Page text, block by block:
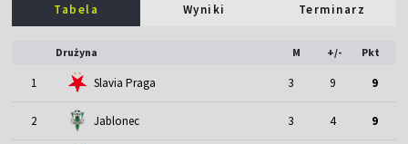
Tabela Wyniki Terminarz
Drużyna M +/- Pkt
1 Slavia Praga 3 9 9
2 Jablonec 3 4 9